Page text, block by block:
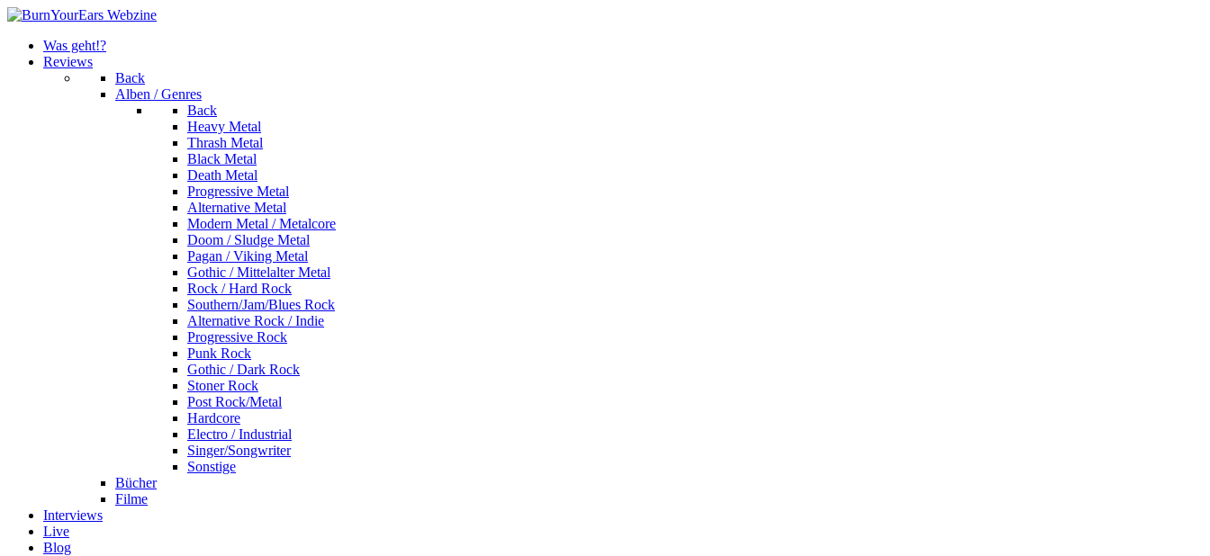
Was geht!?
Reviews
Back
Alben / Genres
Back
Heavy Metal
Thrash Metal
Black Metal
Death Metal
Progressive Metal
Alternative Metal
Modern Metal / Metalcore
Doom / Sludge Metal
Pagan / Viking Metal
Gothic / Mittelalter Metal
Rock / Hard Rock
Southern/Jam/Blues Rock
Alternative Rock / Indie
Progressive Rock
Punk Rock
Gothic / Dark Rock
Stoner Rock
Post Rock/Metal
Hardcore
Electro / Industrial
Singer/Songwriter
Sonstige
Bücher
Filme
Interviews
Live
Blog